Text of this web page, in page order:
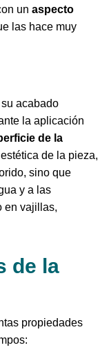
un aspecto
las hace muy
acabado
la aplicación
de la
de la pieza,
sino que
y a las
en vajillas,
de la
propiedades